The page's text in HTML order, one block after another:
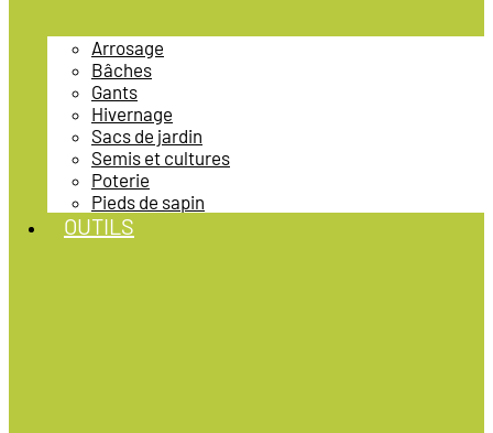
Arrosage
Bâches
Gants
Hivernage
Sacs de jardin
Semis et cultures
Poterie
Pieds de sapin
OUTILS